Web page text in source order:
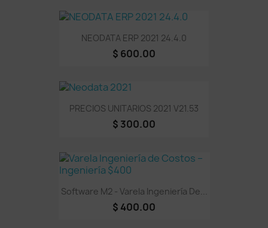
NEODATA ERP 2021 24.4.0
$ 600.00
PRECIOS UNITARIOS 2021 V21.53
$ 300.00
Software M2 - Varela Ingeniería De...
$ 400.00